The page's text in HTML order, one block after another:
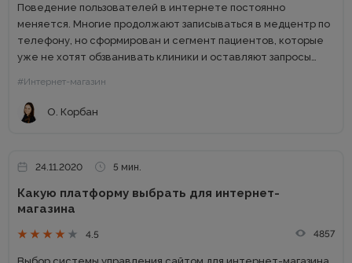
Поведение пользователей в интернете постоянно
меняется. Многие продолжают записываться в медцентр по
телефону, но сформирован и сегмент пациентов, которые
уже не хотят обзванивать клиники и оставляют запросы
проект «103» провел опрос среди пациентов...
#Интернет-магазин
О. Корбан
24.11.2020 5 мин.
Какую платформу выбрать для интернет-
магазина
4.5 4857